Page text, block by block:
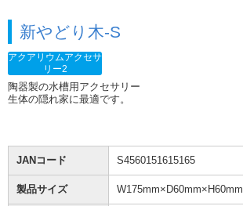
新やどり木-S
アクアリウムアクセサ
リー2
陶器製の水槽用アクセサリー
生体の隠れ家に最適です。
JANコード S4560151615165
製品サイズ W175mm×D60mm×H60mm